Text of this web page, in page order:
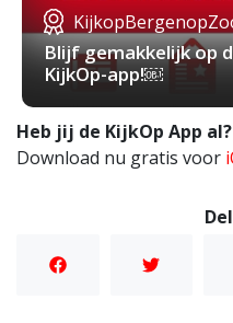
Blijf gemakkelijk op
KijkOp-app!￼
Heb jij de KijkOp App al?
Download nu gratis voor